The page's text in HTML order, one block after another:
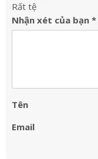
Rất tệ
Nhận xét của bạn *
Tên
Email